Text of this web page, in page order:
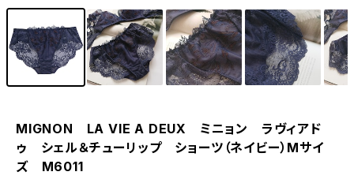
MIGNON LA VIE A DEUX ミニョン ラヴィアド
ゥ シェル＆チューリップ ショーツ（ネイビー）Mサイ
ズ M6011